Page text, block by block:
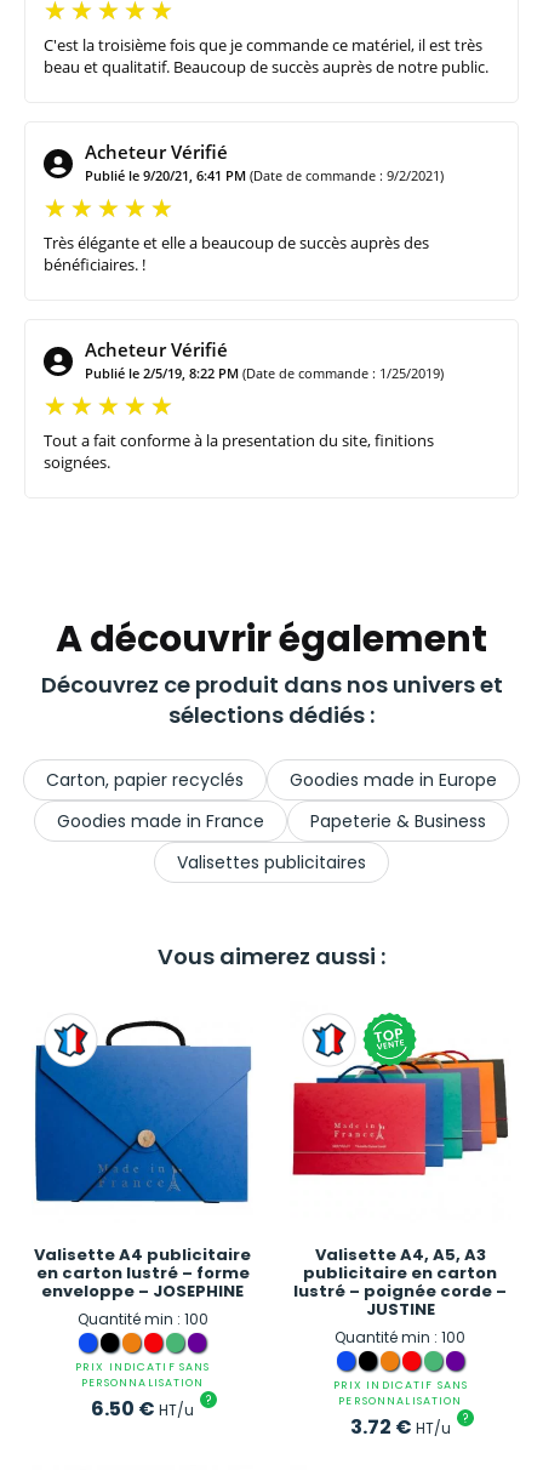
C'est la troisième fois que je commande ce matériel, il est très
beau et qualitatif. Beaucoup de succès auprès de notre public.
Acheteur Vérifié
Publié le 9/20/21, 6:41 PM (Date de commande : 9/2/2021)
Très élégante et elle a beaucoup de succès auprès des
bénéficiaires. !
Acheteur Vérifié
Publié le 2/5/19, 8:22 PM (Date de commande : 1/25/2019)
Tout a fait conforme à la presentation du site, finitions
soignées.
A découvrir également
Découvrez ce produit dans nos univers et
sélections dédiés :
Carton, papier recyclés
Goodies made in Europe
Goodies made in France
Papeterie & Business
Valisettes publicitaires
Vous aimerez aussi :
Valisette A4 publicitaire
en carton lustré – forme
enveloppe – JOSEPHINE
Quantité min : 100
PRIX INDICATIF SANS
PERSONNALISATION
6.50 € HT/u ?
Valisette A4, A5, A3
publicitaire en carton
lustré – poignée corde –
JUSTINE
Quantité min : 100
PRIX INDICATIF SANS
PERSONNALISATION
3.72 € HT/u ?